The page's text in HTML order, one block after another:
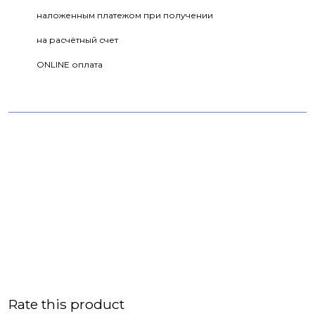
наложенным платежом при получении
на расчётный счет
ONLINE оплата
Rate this product